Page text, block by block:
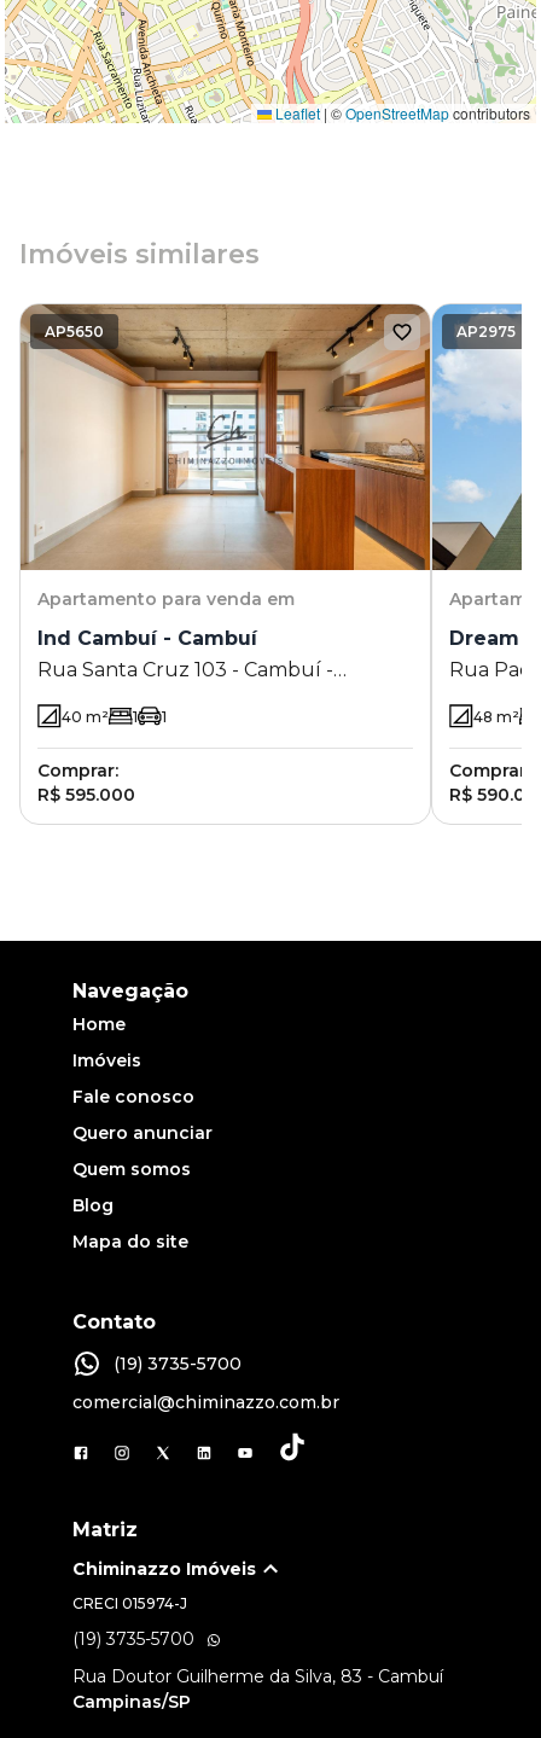
Leaflet | ©OpenStreetMapcontributors
Imóveis similares
AP5650
Apartamento para venda em
Ind Cambuí - Cambuí
Rua Santa Cruz 103 - Cambuí -
Campinas - SP
40 m² 1 1
Comprar:
R$ 595.000
AP2975
Dream
Rua
48 m²
Comprar:
R$
Navegação
Home
Imóveis
Fale conosco
Quero anunciar
Quem somos
Blog
Mapa do site
Contato
(19) 3735-5700
comercial@chiminazzo.com.br
Matriz
Chiminazzo Imóveis
CRECI 015974-J
(19) 3735-5700
Rua Doutor Guilherme da Silva, 83 - Cambuí
Campinas/SP